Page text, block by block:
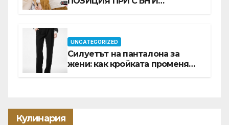
UNCATEGORIZED
Силуетът на панталона за
жени: как кройката променя
Кулинария